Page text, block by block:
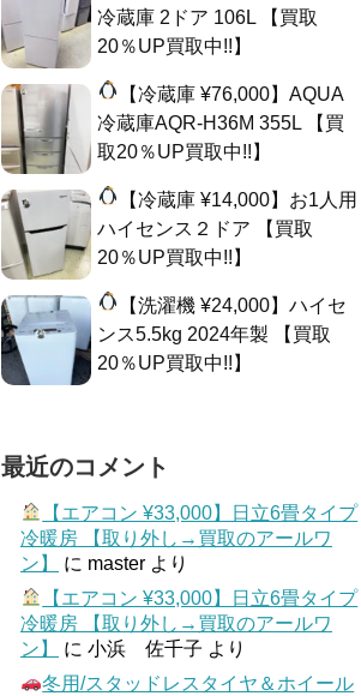
冷蔵庫 2ドア 106L 【買取
20％UP買取中!!】
【冷蔵庫 ¥76,000】AQUA
冷蔵庫AQR-H36M 355L 【買
取20％UP買取中!!】
【冷蔵庫 ¥14,000】お1人用
ハイセンス２ドア 【買取
20％UP買取中!!】
【洗濯機 ¥24,000】ハイセ
ンス5.5kg 2024年製 【買取
20％UP買取中!!】
最近のコメント
【エアコン ¥33,000】日立6畳タイプ
冷暖房 【取り外し→買取のアールワ
ン】
に master より
【エアコン ¥33,000】日立6畳タイプ
冷暖房 【取り外し→買取のアールワ
ン】
に 小浜 佐千子 より
冬用/スタッドレスタイヤ＆ホイール